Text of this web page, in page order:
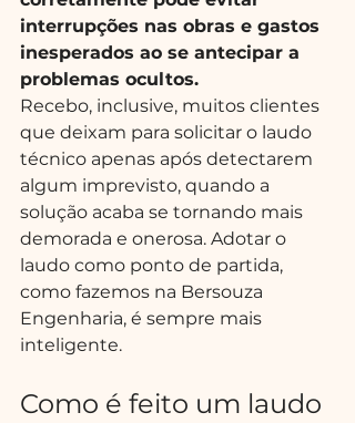
interrupções nas obras e gastos
inesperados ao se antecipar a
problemas ocultos.
Recebo, inclusive, muitos clientes
que deixam para solicitar o laudo
técnico apenas após detectarem
algum imprevisto, quando a
solução acaba se tornando mais
demorada e onerosa. Adotar o
laudo como ponto de partida,
como fazemos na Bersouza
Engenharia, é sempre mais
inteligente.
Como é feito um laudo